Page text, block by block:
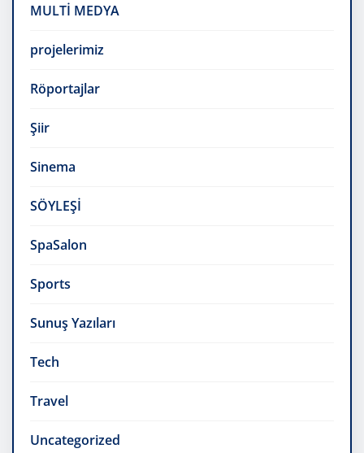
MULTİ MEDYA
projelerimiz
Röportajlar
Şiir
Sinema
SÖYLEŞİ
SpaSalon
Sports
Sunuş Yazıları
Tech
Travel
Uncategorized